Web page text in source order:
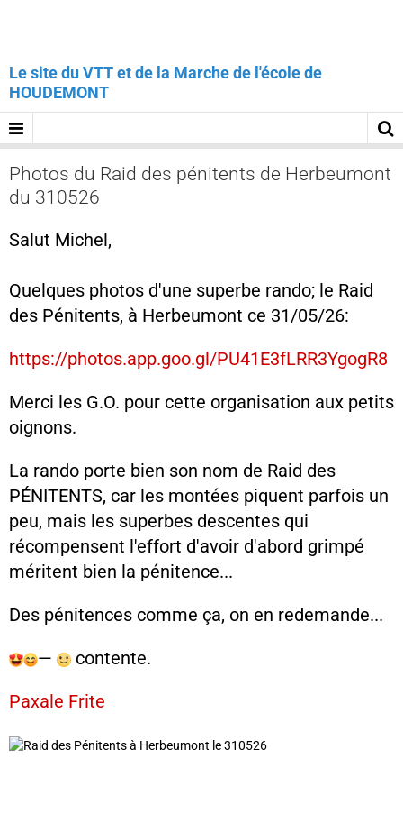
Le site du VTT et de la Marche de l'école de
HOUDEMONT
Photos du Raid des pénitents de Herbeumont
du 310526
Salut Michel,
Quelques photos d'une superbe rando; le Raid
des Pénitents, à Herbeumont ce 31/05/26:
https://photos.app.goo.gl/PU41E3fLRR3YgogR8
Merci les G.O. pour cette organisation aux petits
oignons.
La rando porte bien son nom de Raid des
PÉNITENTS, car les montées piquent parfois un
peu, mais les superbes descentes qui
récompensent l'effort d'avoir d'abord grimpé
méritent bien la pénitence...
Des pénitences comme ça, on en redemande...
—
contente.
Paxale Frite